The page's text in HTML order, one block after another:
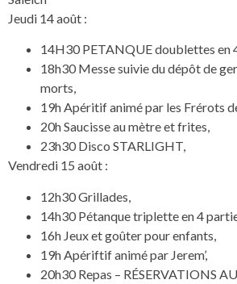
Jeudi 14 août :
14H30 PETANQUE doublettes en
18h30 Messe suivie du dépôt de
morts,
19h Apéritif animé par les Frérots
20h Saucisse au mètre et frites,
23h30 Disco STARLIGHT,
Vendredi 15 août :
12h30 Grillades,
14h30 Pétanque triplette en 4
16h Jeux et goûter pour enfants,
19h Apériftif animé par Jerem’,
20h30 Repas – RÉSERVATIONS